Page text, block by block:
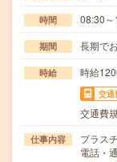
時間 08:30～
期間 長期で
時給 時給
交通
交通費
仕事内容
プラス
電話・